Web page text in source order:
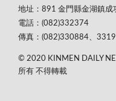
地址：891 金門縣金湖鎮成
電話：(082)332374
傳真：(082)330884、
© 2020 KINMEN DAILY
所有 不得轉載